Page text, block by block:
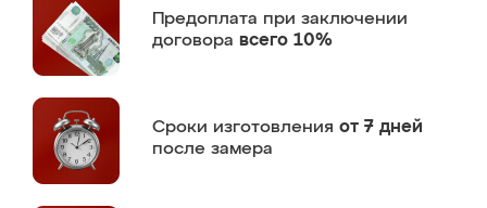
Предоплата при заключении
договора всего 10%
Сроки изготовления от 7 дней
после замера